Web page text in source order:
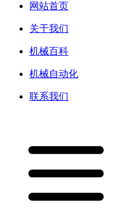
网站首页
关于我们
机械百科
机械自动化
联系我们